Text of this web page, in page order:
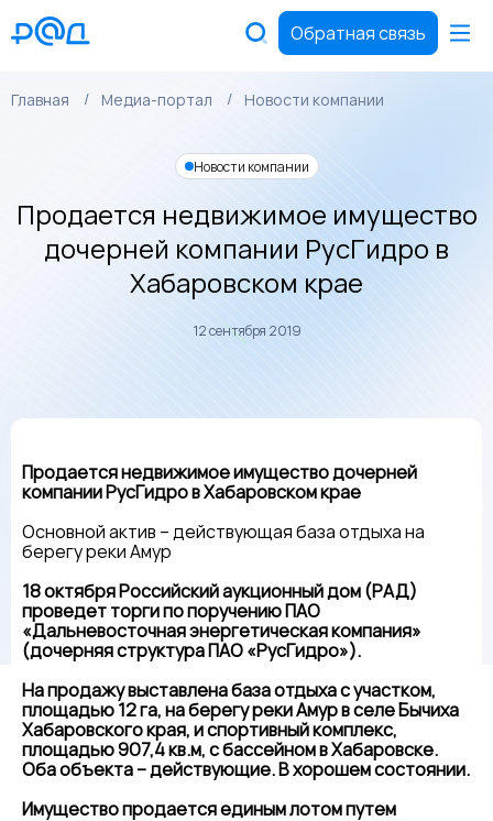
Обратная связь
Главная Медиа-портал Новости компании
Новости компании
Продается недвижимое имущество
дочерней компании РусГидро в
Хабаровском крае
12 сентября 2019
Продается недвижимое имущество дочерней
компании РусГидро в Хабаровском крае
Основной актив – действующая база отдыха на
берегу реки Амур
18 октября Российский аукционный дом (РАД)
проведет торги по поручению ПАО
«Дальневосточная энергетическая компания»
(дочерняя структура ПАО «РусГидро»).
На продажу выставлена база отдыха с участком,
площадью 12 га, на берегу реки Амур в селе Бычиха
Хабаровского края, и спортивный комплекс,
площадью 907,4 кв.м, с бассейном в Хабаровске.
Оба объекта – действующие. В хорошем состоянии.
Имущество продается единым лотом путем